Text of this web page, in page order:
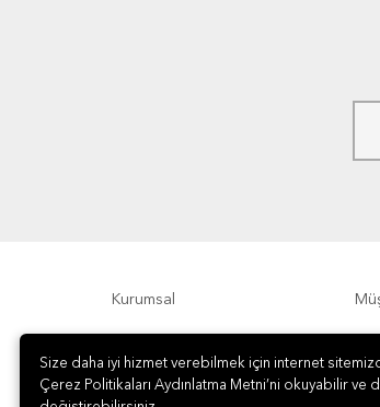
Kurumsal
Size daha iyi hizmet verebilmek için internet
Çerez Politikaları Aydınlatma Metni’ni okuyabilir ve